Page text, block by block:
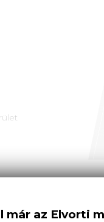
A
már az Elvorti